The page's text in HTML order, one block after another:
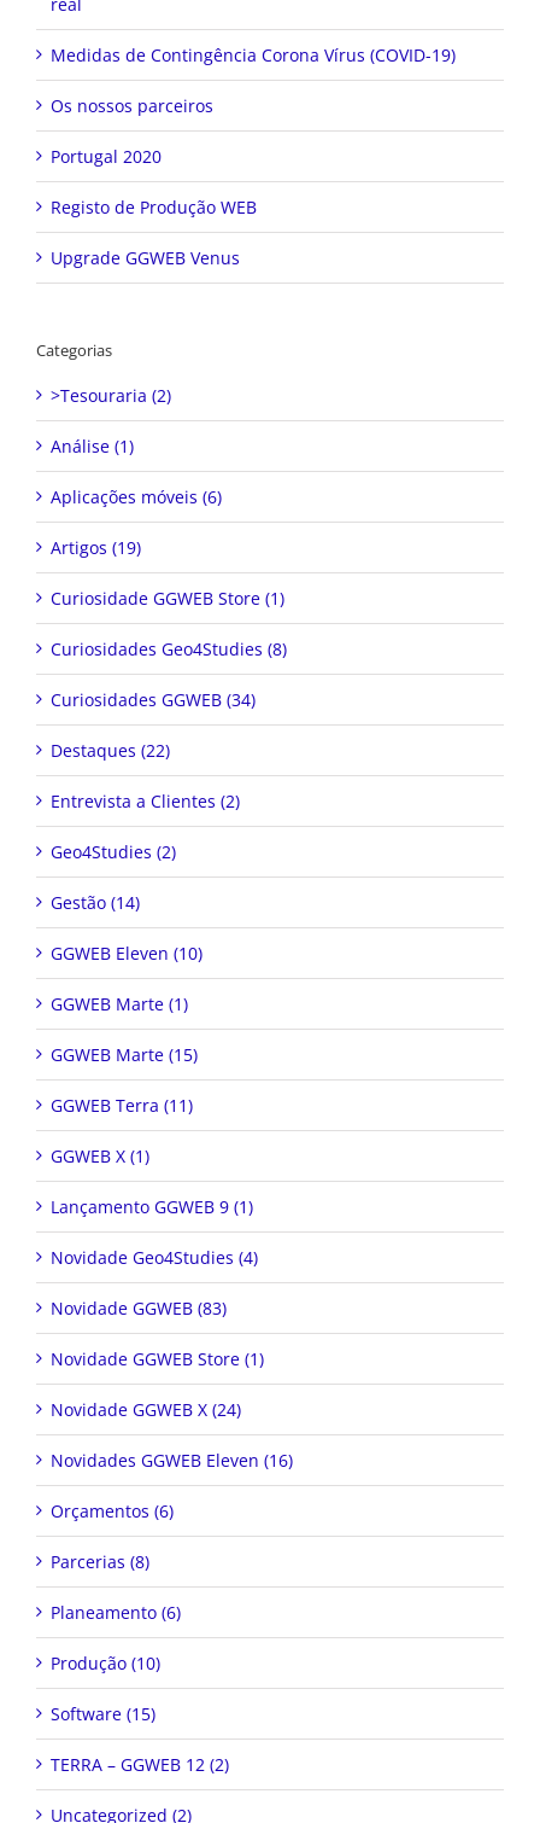
Medidas de Contingência Corona Vírus (COVID-19)
Os nossos parceiros
Portugal 2020
Registo de Produção WEB
Upgrade GGWEB Venus
>Tesouraria (2)
Análise (1)
Aplicações móveis (6)
Artigos (19)
Curiosidade GGWEB Store (1)
Curiosidades Geo4Studies (8)
Curiosidades GGWEB (34)
Destaques (22)
Entrevista a Clientes (2)
Geo4Studies (2)
Gestão (14)
GGWEB Eleven (10)
GGWEB Marte (1)
GGWEB Marte (15)
GGWEB Terra (11)
GGWEB X (1)
Lançamento GGWEB 9 (1)
Novidade Geo4Studies (4)
Novidade GGWEB (83)
Novidade GGWEB Store (1)
Novidade GGWEB X (24)
Novidades GGWEB Eleven (16)
Orçamentos (6)
Parcerias (8)
Planeamento (6)
Produção (10)
Software (15)
TERRA – GGWEB 12 (2)
Uncategorized (2)